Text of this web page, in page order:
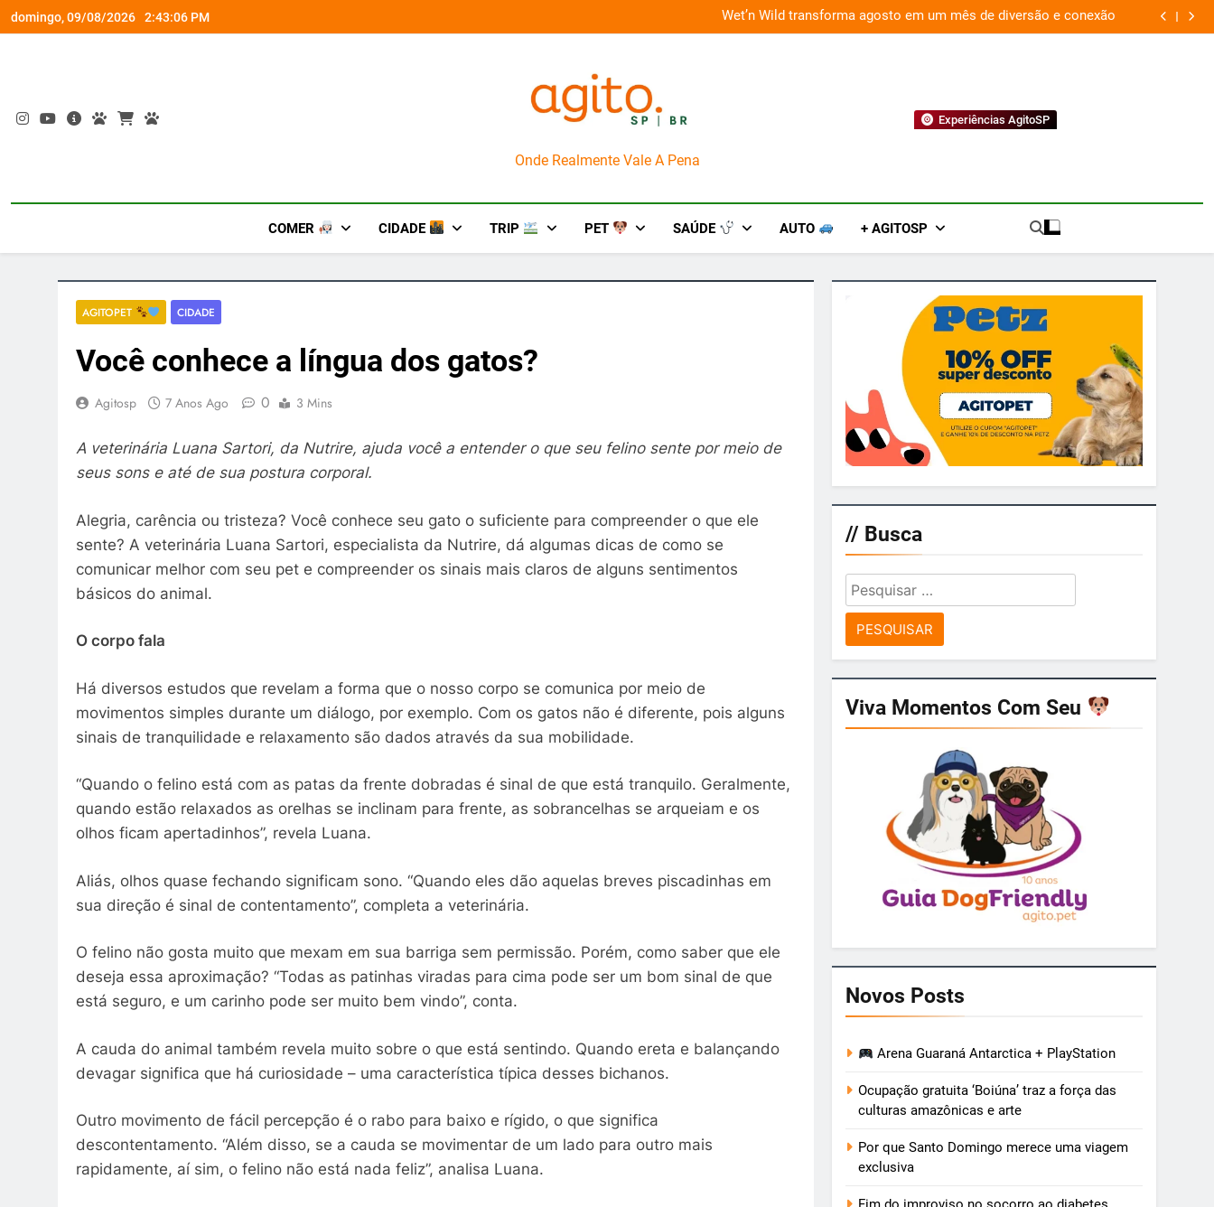
Skip
to
domingo, 09/08/2026 2:43:07 PM
viagem exclusiva Wet’n Wild transforma agosto em um mês de diversão e conexão
AgitoSP
Onde Realmente Vale A Pena
Experiências AgitoSP
COMER CIDADE TRIP PET SAÚDE AUTO + AGITOSP
AGITOPET CIDADE
Você conhece a língua dos gatos?
Agitosp 7 Anos Ago 0 3 Mins
A veterinária Luana Sartori, da Nutrire, ajuda você a entender o que seu felino sente por meio de
seus sons e até de sua postura corporal.
Alegria, carência ou tristeza? Você conhece seu gato o suficiente para compreender o que ele
sente? A veterinária Luana Sartori, especialista da Nutrire, dá algumas dicas de como se
comunicar melhor com seu pet e compreender os sinais mais claros de alguns sentimentos
básicos do animal.
O corpo fala
Há diversos estudos que revelam a forma que o nosso corpo se comunica por meio de
movimentos simples durante um diálogo, por exemplo. Com os gatos não é diferente, pois alguns
sinais de tranquilidade e relaxamento são dados através da sua mobilidade.
“Quando o felino está com as patas da frente dobradas é sinal de que está tranquilo. Geralmente,
quando estão relaxados as orelhas se inclinam para frente, as sobrancelhas se arqueiam e os
olhos ficam apertadinhos”, revela Luana.
Aliás, olhos quase fechando significam sono. “Quando eles dão aquelas breves piscadinhas em
sua direção é sinal de contentamento”, completa a veterinária.
O felino não gosta muito que mexam em sua barriga sem permissão. Porém, como saber que ele
deseja essa aproximação? “Todas as patinhas viradas para cima pode ser um bom sinal de que
está seguro, e um carinho pode ser muito bem vindo”, conta.
A cauda do animal também revela muito sobre o que está sentindo. Quando ereta e balançando
devagar significa que há curiosidade – uma característica típica desses bichanos.
Outro movimento de fácil percepção é o rabo para baixo e rígido, o que significa
descontentamento. “Além disso, se a cauda se movimentar de um lado para outro mais
rapidamente, aí sim, o felino não está nada feliz”, analisa Luana.
// Busca
Pesquisar
por:
Viva Momentos Com Seu
Novos Posts
Arena Guaraná Antarctica + PlayStation
Ocupação gratuita ‘Boiúna’ traz a força das
culturas amazônicas e arte
Por que Santo Domingo merece uma viagem
exclusiva